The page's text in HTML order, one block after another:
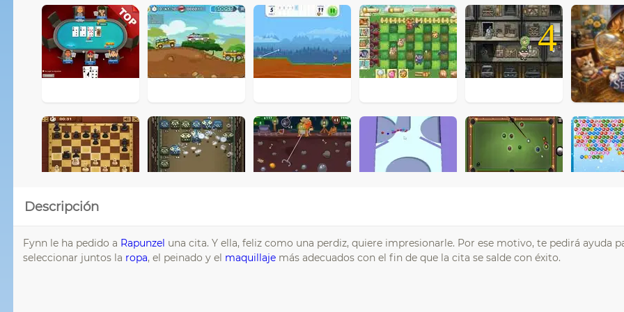
4
Descripción
Fynn le ha pedido a Rapunzel una cita. Y ella, feliz como una perdiz, quiere impresionarle. Por ese motivo, te pedirá ayuda
seleccionar juntos la ropa, el peinado y el maquillaje más adecuados con el fin de que la cita se salde con éxito.